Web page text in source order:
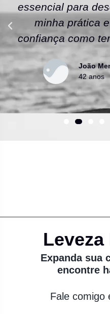
essencial para
minha prática
confiança como
João
42 anos
Leveza
Expanda sua
encontre
Fale comigo